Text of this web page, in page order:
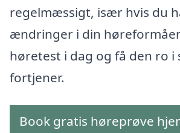
regelmæssigt, især hvis du
ændringer i din
høretest i dag og få den ro i
fortjener.
Book gratis høreprøve